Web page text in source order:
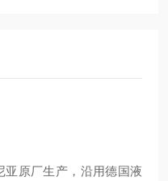
亚原厂生产，沿用德国液